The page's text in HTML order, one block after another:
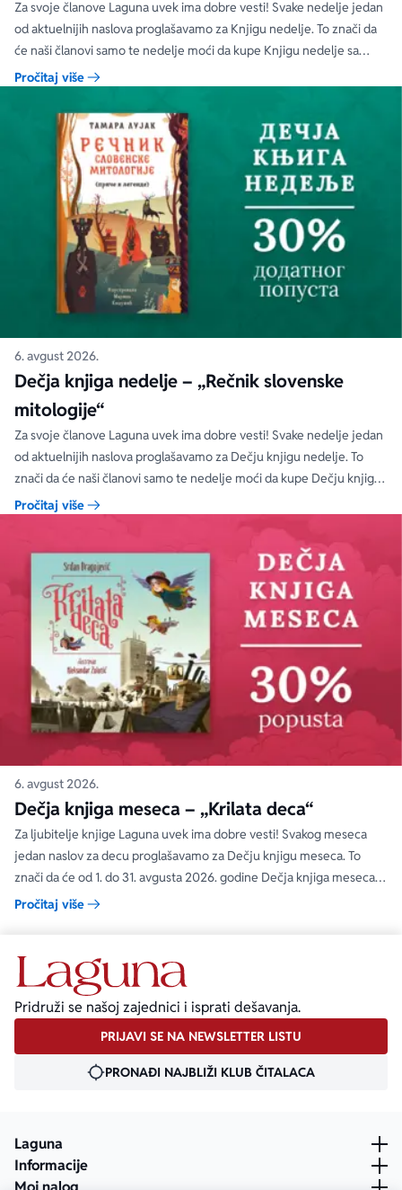
Za svoje članove Laguna uvek ima dobre vesti! Svake nedelje jedan
od aktuelnijih naslova proglašavamo za Knjigu nedelje. To znači da
će naši članovi samo te nedelje moći da kupe Knjigu nedelje sa
specijalnim DODATNIM popustom od 30%.
Pročitaj više
6. avgust 2026.
Dečja knjiga nedelje – „Rečnik slovenske
mitologije“
Za svoje članove Laguna uvek ima dobre vesti! Svake nedelje jedan
od aktuelnijih naslova proglašavamo za Dečju knjigu nedelje. To
znači da će naši članovi samo te nedelje moći da kupe Dečju knjigu
nedelje sa specijalnim DODATNIM popustom od 30%.
Pročitaj više
6. avgust 2026.
Dečja knjiga meseca – „Krilata deca“
Za ljubitelje knjige Laguna uvek ima dobre vesti! Svakog meseca
jedan naslov za decu proglašavamo za Dečju knjigu meseca. To
znači da će od 1. do 31. avgusta 2026. godine Dečja knjiga meseca
moći da se kupi na specijalnom popustu od 30%. Uz ovaj popust ne
Pročitaj više
Pridruži se našoj zajednici i isprati dešavanja.
PRIJAVI SE NA NEWSLETTER LISTU
PRONAĐI NAJBLIŽI KLUB ČITALACA
Laguna
Informacije